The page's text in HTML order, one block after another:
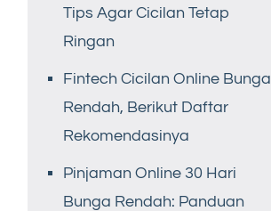
Tips Agar Cicilan Tetap
Ringan
Fintech Cicilan Online Bunga
Rendah, Berikut Daftar
Rekomendasinya
Pinjaman Online 30 Hari
Bunga Rendah: Panduan